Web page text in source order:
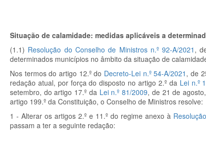
Situação de calamidade: medidas aplicáveis a
(1.1) Resolução do Conselho de Ministros n.º 92-A/2021 ,
determinados municípios no âmbito da situação de
Nos termos do artigo 12.º do Decreto-Lei n.º 54-A/2021 , de
redação atual, por força do disposto no artigo 2.º da Lei n.º
setembro, do artigo 17.º da Lei n.º 81/2009, de 21 de
artigo 199.º da Constituição, o Conselho de Ministros resolve:
1 - Alterar os artigos 2.º e 11.º do regime anexo à
passam a ter a seguinte redação: